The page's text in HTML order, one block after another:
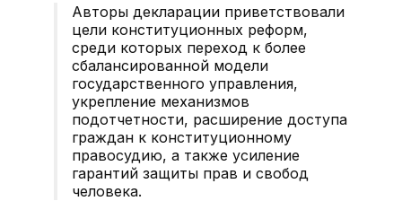
Авторы декларации приветствовали
цели конституционных реформ,
среди которых переход к более
сбалансированной модели
государственного управления,
укрепление механизмов
подотчетности, расширение доступа
граждан к конституционному
правосудию, а также усиление
гарантий защиты прав и свобод
человека.